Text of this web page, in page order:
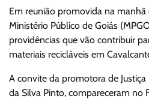
Em reunião promovida na
Ministério Público de Goiás
providências que vão contribuir
materiais recicláveis em
A convite da promotora de
da Silva Pinto, compareceram no